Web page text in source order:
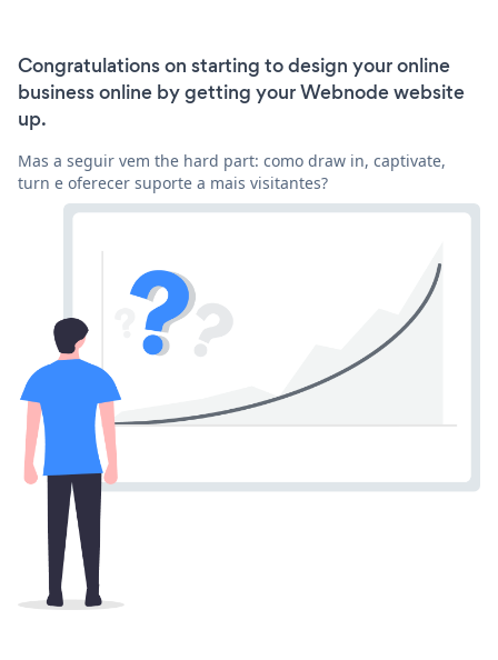
Congratulations on starting to design your online
business online by getting your Webnode website
up.
Mas a seguir vem the hard part: como draw in, captivate,
turn e oferecer suporte a mais visitantes?